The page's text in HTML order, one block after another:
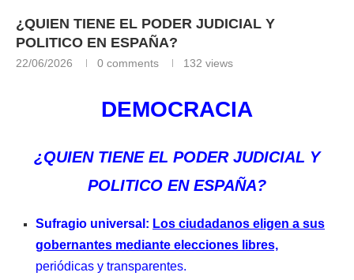
¿QUIEN TIENE EL PODER JUDICIAL Y
POLITICO EN ESPAÑA?
22/06/2026 0 comments 132 views
DEMOCRACIA
¿QUIEN TIENE EL PODER JUDICIAL Y
POLITICO EN ESPAÑA?
Sufragio universal: Los ciudadanos eligen a sus
gobernantes mediante elecciones libres,
periódicas y transparentes.